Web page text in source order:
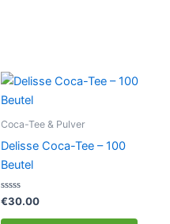
Coca-Tee & Pulver
Delisse Coca-Tee – 100
Beutel
Bewertet
mit
0
€30.00